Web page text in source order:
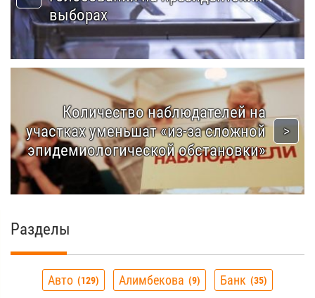
выборах
Количество наблюдателей на
участках уменьшат «из-за сложной
эпидемиологической обстановки»
Разделы
Авто 129 Алимбекова 9 Банк 35